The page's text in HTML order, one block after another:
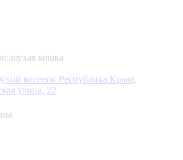
кошка
котенок Республика Крым,
улица, 22